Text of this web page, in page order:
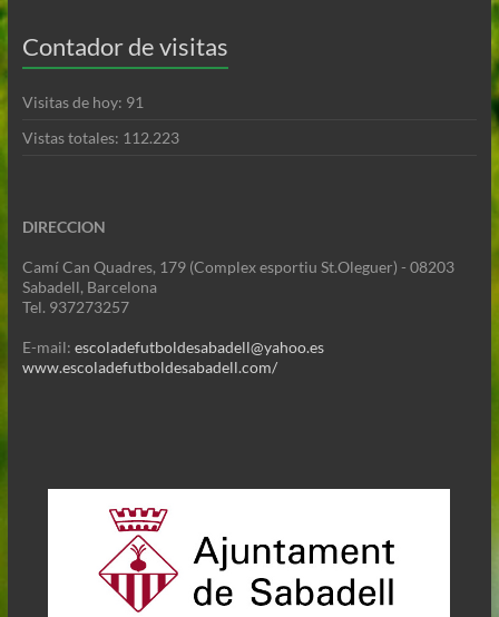
Contador de visitas
Visitas de hoy: 91
Vistas totales: 112.223
DIRECCION
Camí Can Quadres, 179 (Complex esportiu St.Oleguer) - 08203
Sabadell, Barcelona
Tel. 937273257
E-mail: escoladefutboldesabadell@yahoo.es
www.escoladefutboldesabadell.com/